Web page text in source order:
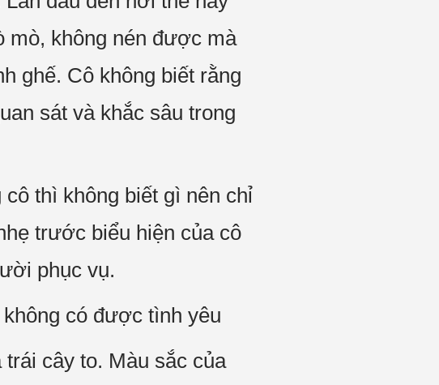
mò, không nén được mà
ghế. Cô không biết rằng
sát và khắc sâu trong
thì không biết gì nên chỉ
trước biểu hiện của cô
phục vụ.
có được tình yêu
cây to. Màu sắc của